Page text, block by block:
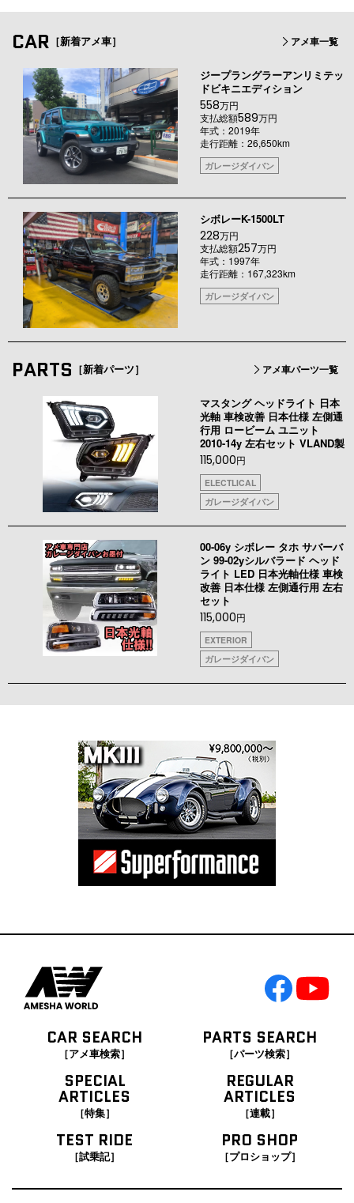
CAR ［新着アメ車］ アメ車一覧
ジープラングラーアンリミテッ
ドビキニエディション
558万円
支払総額589万円
年式：2019年
走行距離：26,650km
ガレージダイバン
シボレーK-1500LT
228万円
支払総額257万円
年式：1997年
走行距離：167,323km
ガレージダイバン
PARTS ［新着パーツ］ アメ車パーツ一覧
マスタング ヘッドライト 日本
光軸 車検改善 日本仕様 左側通
行用 ロービーム ユニット
2010-14y 左右セット VLAND製
115,000円
ELECTLICAL
ガレージダイバン
00-06y シボレー タホ サバーバ
ン 99-02yシルバラード ヘッド
ライト LED 日本光軸仕様 車検
改善 日本仕様 左側通行用 左右
セット
115,000円
EXTERIOR
ガレージダイバン
CAR SEARCH
［アメ車検索］
PARTS SEARCH
［パーツ検索］
SPECIAL
ARTICLES
［特集］
REGULAR
ARTICLES
［連載］
TEST RIDE
［試乗記］
PRO SHOP
［プロショップ］